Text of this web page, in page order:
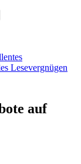
Lesevergnügen
auf